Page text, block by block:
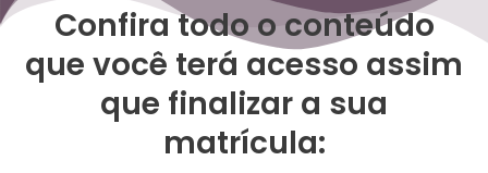
Confira todo o conteúdo
que você terá acesso assim
que finalizar a sua
matrícula: